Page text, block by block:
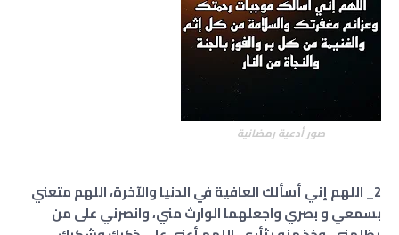
صور أدعية رمضانية
2_ اللهم إني أسألك العافية في الدنيا والآخرة، اللهم متعني
بسمعي و بصري واجعلهما الوارث مني، وانصرني على من